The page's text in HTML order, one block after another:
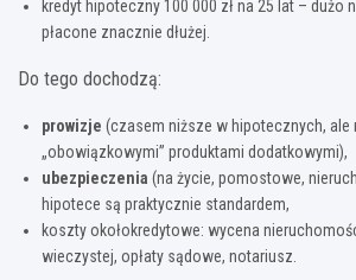
kredyt hipoteczny 100 000 zł na 25 lat – dużo
płacone znacznie dłużej.
Do tego dochodzą:
prowizje (czasem niższe w hipotecznych, ale
„obowiązkowymi” produktami dodatkowymi),
ubezpieczenia (na życie, pomostowe,
hipotece są praktycznie standardem,
koszty okołokredytowe: wycena
wieczystej, opłaty sądowe, notariusz.